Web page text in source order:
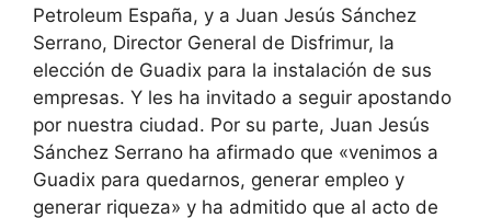
Petroleum España, y a Juan Jesús Sánchez
Serrano, Director General de Disfrimur, la
elección de Guadix para la instalación de sus
empresas. Y les ha invitado a seguir apostando
por nuestra ciudad. Por su parte, Juan Jesús
Sánchez Serrano ha afirmado que «venimos a
Guadix para quedarnos, generar empleo y
generar riqueza» y ha admitido que al acto de